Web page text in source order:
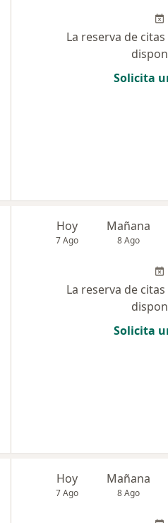
La reserva de
Solicita
Hoy
7 Ago
Mañana
8 Ago
La reserva de
Solicita
Hoy
7 Ago
Mañana
8 Ago